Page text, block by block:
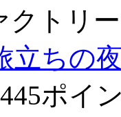
クトリー
立ちの
445ポイ